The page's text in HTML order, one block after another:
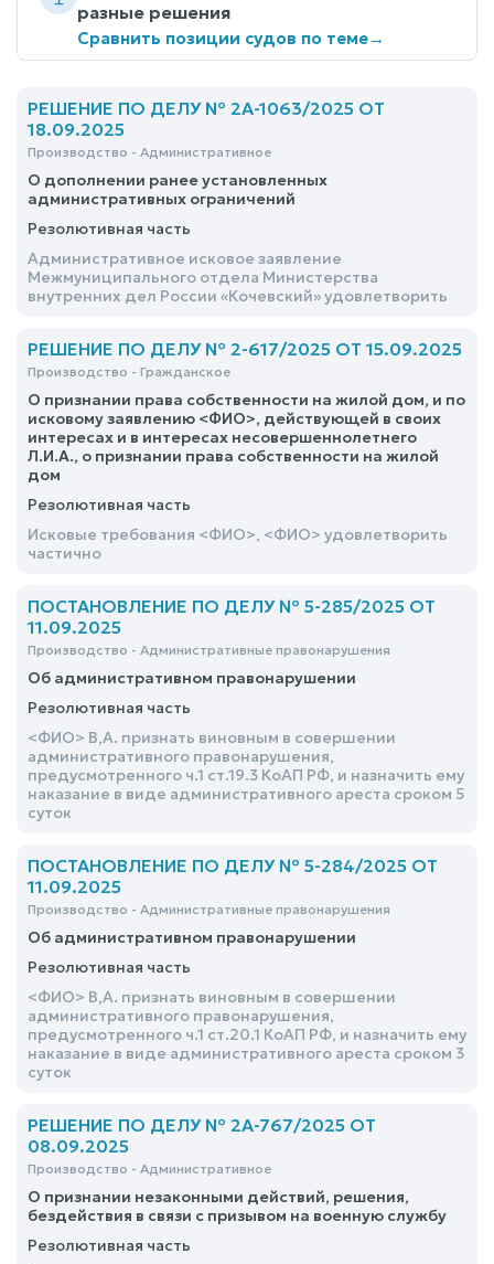
разные решения
Сравнить позиции судов по теме→
РЕШЕНИЕ ПО ДЕЛУ № 2А-1063/2025 ОТ
18.09.2025
Производство - Административное
О дополнении ранее установленных
административных ограничений
Резолютивная часть
Административное исковое заявление
Межмуниципального отдела Министерства
внутренних дел России «Кочевский» удовлетворить
РЕШЕНИЕ ПО ДЕЛУ № 2-617/2025 ОТ 15.09.2025
Производство - Гражданское
О признании права собственности на жилой дом, и по
исковому заявлению <ФИО>, действующей в своих
интересах и в интересах несовершеннолетнего
Л.И.А., о признании права собственности на жилой
дом
Резолютивная часть
Исковые требования <ФИО>, <ФИО> удовлетворить
частично
ПОСТАНОВЛЕНИЕ ПО ДЕЛУ № 5-285/2025 ОТ
11.09.2025
Производство - Административные правонарушения
Об административном правонарушении
Резолютивная часть
<ФИО> В,А. признать виновным в совершении
административного правонарушения,
предусмотренного ч.1 ст.19.3 КоАП РФ, и назначить ему
наказание в виде административного ареста сроком 5
суток
ПОСТАНОВЛЕНИЕ ПО ДЕЛУ № 5-284/2025 ОТ
11.09.2025
Производство - Административные правонарушения
Об административном правонарушении
Резолютивная часть
<ФИО> В,А. признать виновным в совершении
административного правонарушения,
предусмотренного ч.1 ст.20.1 КоАП РФ, и назначить ему
наказание в виде административного ареста сроком 3
суток
РЕШЕНИЕ ПО ДЕЛУ № 2А-767/2025 ОТ
08.09.2025
Производство - Административное
О признании незаконными действий, решения,
бездействия в связи с призывом на военную службу
Резолютивная часть